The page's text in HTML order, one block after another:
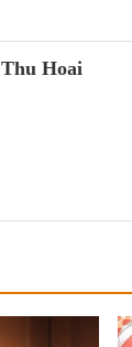
Thu Hoai